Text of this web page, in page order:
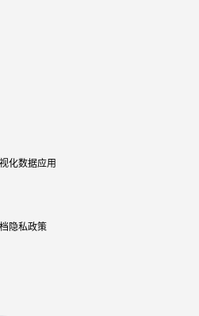
化数据应用
隐私政策